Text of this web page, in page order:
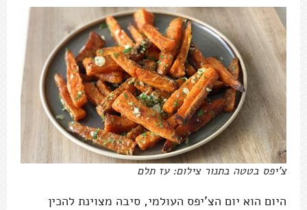
צ'יפס בטטה בתנור צילום: עז תלם
היום הוא יום הצ'יפס העולמי, סיבה מצוינת להכין